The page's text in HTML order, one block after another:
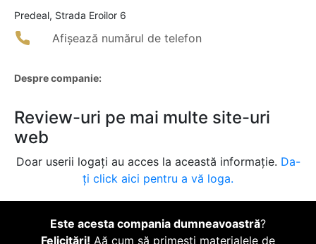
Predeal, Strada Eroilor 6
Afișează numărul de telefon
Despre companie:
Review-uri pe mai multe site-uri
web
Doar userii logați au acces la această informație. Da-
ți click aici pentru a vă loga.
Este acesta compania dumneavoastră?
Felicitări! Aă cum să primești materialele de